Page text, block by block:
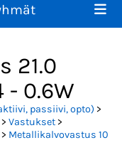
21.0
- 0.6W
passiivi, opto) >
> Vastukset>
> Metallikalvovastus 10